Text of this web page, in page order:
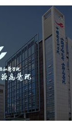
液病医
学院...
建设
互联网医院
网页设计